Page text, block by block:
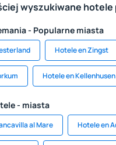
wyszukiwane
- Popularne miasta
Hotele en Zingst
Hotele en Kellenhusen
- miasta
al Mare Hotele en